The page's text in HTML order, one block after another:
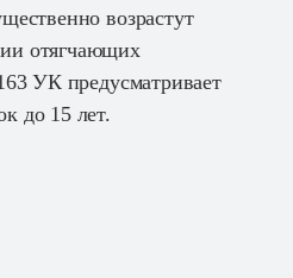
возрастут
отягчающих
УК предусматривает
до 15 лет.